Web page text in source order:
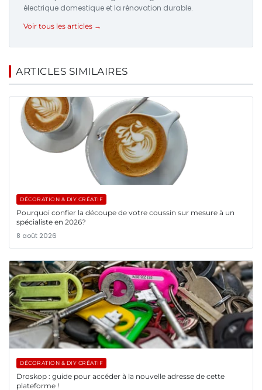
électrique domestique et la rénovation durable.
Voir tous les articles →
ARTICLES SIMILAIRES
DÉCORATION & DIY CRÉATIF
Pourquoi confier la découpe de votre coussin sur mesure à un
spécialiste en 2026?
8 août 2026
DÉCORATION & DIY CRÉATIF
Droskop : guide pour accéder à la nouvelle adresse de cette
plateforme !